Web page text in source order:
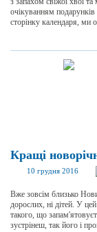
очікуванням
сторінку календаря, ми
Кращі
10 грудня 2016
Вже зовсім близько
дорослих, ні дітей. У
такого, що
зустрінеш, так його і